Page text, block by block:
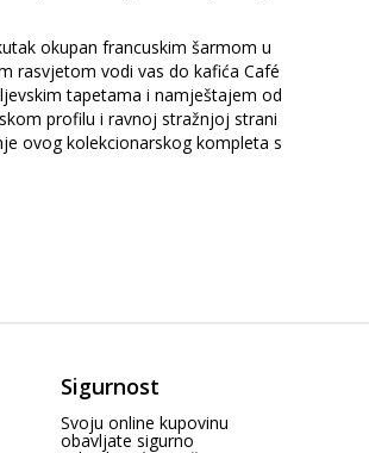
okupan francuskim šarmom u
rasvjetom vodi vas do kafića Café
tapetama i namještajem od
profilu i ravnoj stražnjoj strani
ovog kolekcionarskog kompleta s
Sigurnost
Svoju online kupovinu
obavljate sigurno